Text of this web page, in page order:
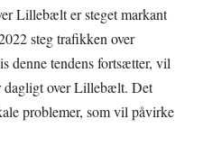
Lillebælt er steget markant
steg trafikken over
denne tendens fortsætter, vil
dagligt over Lillebælt. Det
problemer, som vil påvirke